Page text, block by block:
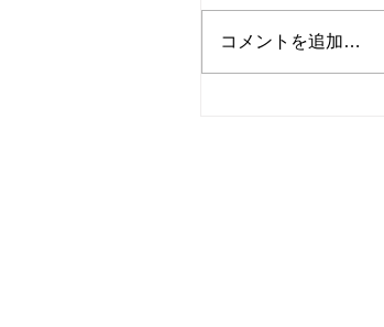
コメントを追加…